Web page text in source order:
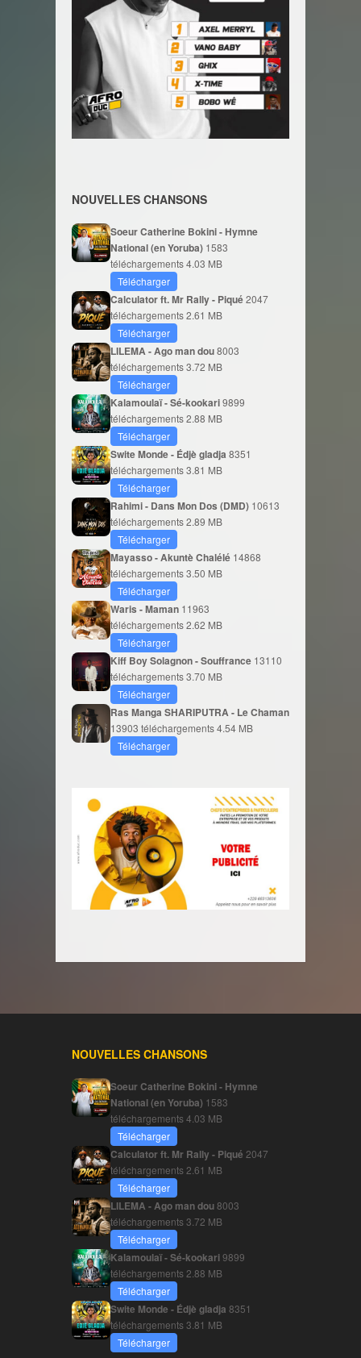
NOUVELLES CHANSONS
Soeur Catherine Bokini - Hymne
National (en Yoruba) 1583
téléchargements4.03 MB
Télécharger
Calculator ft. Mr Rally - Piqué2047
téléchargements2.61 MB
Télécharger
LILEMA - Ago man dou8003
téléchargements3.72 MB
Télécharger
Kalamoulaï - Sé-kookari9899
téléchargements2.88 MB
Télécharger
Swite Monde - Édjè gladja 8351
téléchargements3.81 MB
Télécharger
Rahimi - Dans Mon Dos (DMD) 10613
téléchargements2.89 MB
Télécharger
Mayasso - Akuntè Chalélé 14868
téléchargements3.50 MB
Télécharger
Waris - Maman 11963
téléchargements2.62 MB
Télécharger
Kiff Boy Solagnon - Souffrance 13110
téléchargements3.70 MB
Télécharger
Ras Manga SHARIPUTRA - Le Chaman
13903 téléchargements4.54 MB
Télécharger
NOUVELLES CHANSONS
Soeur Catherine Bokini - Hymne
National (en Yoruba) 1583
téléchargements4.03 MB
Télécharger
Calculator ft. Mr Rally - Piqué 2047
téléchargements 2.61 MB
Télécharger
LILEMA - Ago man dou8003
téléchargements3.72 MB
Télécharger
Kalamoulaï - Sé-kookari9899
téléchargements 2.88 MB
Télécharger
Swite Monde - Édjè gladja 8351
téléchargements3.81 MB
Télécharger